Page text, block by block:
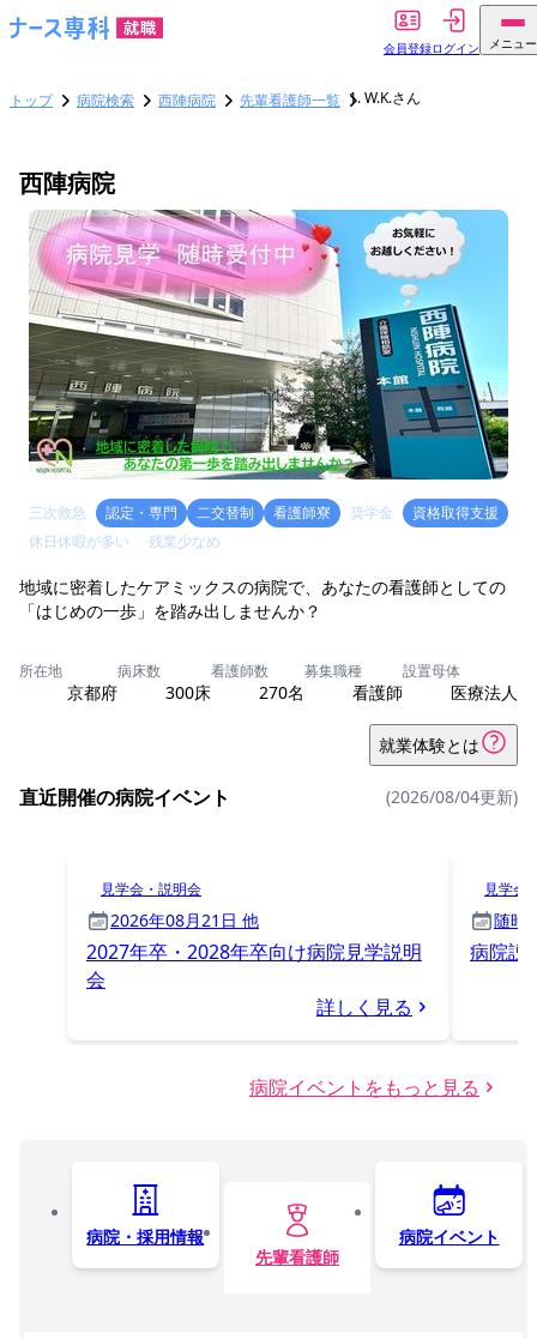
会員登録ログイン メニュー
トップ 病院検索 西陣病院 先輩看護師一覧 W.K.さん
西陣病院
三次救急 認定・専門 二交替制 看護師寮 奨学金
資格取得支援
休日休暇が多い
残業少なめ
地域に密着したケアミックスの病院で、あなたの看護師としての
所在地
京都府
病床数
300床
看護師数
270名
募集職種
看護師
設置母体
医療法人
就業体験とは
直近開催の病院イベント (2026/08/04更新)
見学会・説明会
2026年08月21日 他
2027年卒・2028年卒向け病院見学説明
会
詳しく見る
見学会
随時
病院説
病院イベントをもっと見る
病院・採用情報
先輩看護師
病院イベント